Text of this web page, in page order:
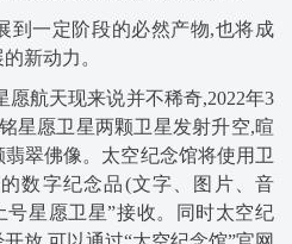
到一定阶段的必然产物,也将成
新动力。
航天现来说并不稀奇,2022年3
星愿卫星两颗卫星发射升空,暄
翠佛像。太空纪念馆将使用卫
数字纪念品(文字、图片、音
号星愿卫星”接收。同时太空纪